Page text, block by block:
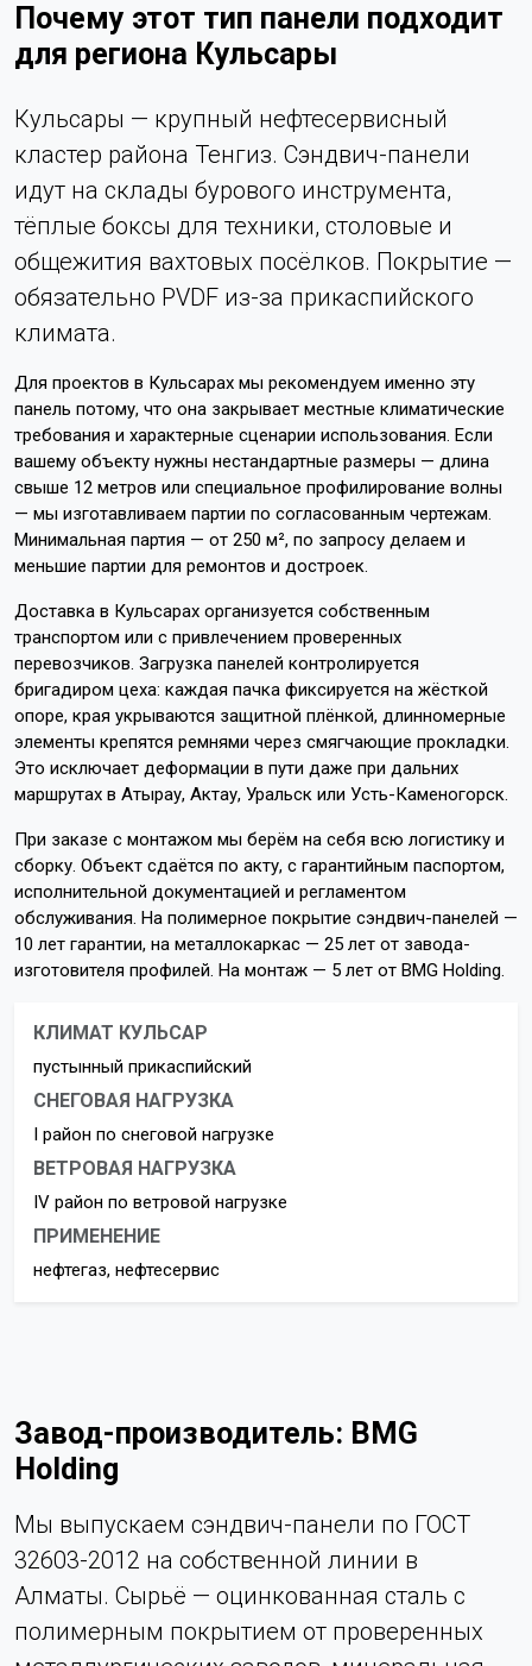
Почему этот тип панели подходит
для региона Кульсары
Кульсары — крупный нефтесервисный
кластер района Тенгиз. Сэндвич-панели
идут на склады бурового инструмента,
тёплые боксы для техники, столовые и
общежития вахтовых посёлков. Покрытие —
обязательно PVDF из-за прикаспийского
климата.
Для проектов в Кульсарах мы рекомендуем именно эту
панель потому, что она закрывает местные климатические
требования и характерные сценарии использования. Если
вашему объекту нужны нестандартные размеры — длина
свыше 12 метров или специальное профилирование волны
— мы изготавливаем партии по согласованным чертежам.
Минимальная партия — от 250 м², по запросу делаем и
меньшие партии для ремонтов и достроек.
Доставка в Кульсарах организуется собственным
транспортом или с привлечением проверенных
перевозчиков. Загрузка панелей контролируется
бригадиром цеха: каждая пачка фиксируется на жёсткой
опоре, края укрываются защитной плёнкой, длинномерные
элементы крепятся ремнями через смягчающие прокладки.
Это исключает деформации в пути даже при дальних
маршрутах в Атырау, Актау, Уральск или Усть-Каменогорск.
При заказе с монтажом мы берём на себя всю логистику и
сборку. Объект сдаётся по акту, с гарантийным паспортом,
исполнительной документацией и регламентом
обслуживания. На полимерное покрытие сэндвич-панелей —
10 лет гарантии, на металлокаркас — 25 лет от завода-
изготовителя профилей. На монтаж — 5 лет от BMG Holding.
КЛИМАТ КУЛЬСАР
пустынный прикаспийский
СНЕГОВАЯ НАГРУЗКА
I район по снеговой нагрузке
ВЕТРОВАЯ НАГРУЗКА
IV район по ветровой нагрузке
ПРИМЕНЕНИЕ
нефтегаз, нефтесервис
Завод-производитель: BMG
Holding
Мы выпускаем сэндвич-панели по ГОСТ
32603-2012 на собственной линии в
Алматы. Сырьё — оцинкованная сталь с
полимерным покрытием от проверенных